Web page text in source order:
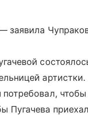
заявила
артистки.
Пугачева